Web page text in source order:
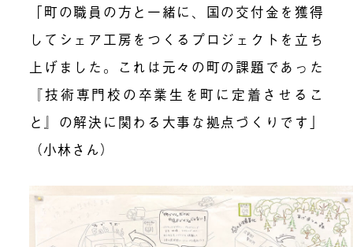
「町の職員の方と一緒に、国の交付金を獲得
してシェア工房をつくるプロジェクトを立ち
上げました。これは元々の町の課題であった
『技術専門校の卒業生を町に定着させるこ
と』の解決に関わる大事な拠点づくりです」
（小林さん）